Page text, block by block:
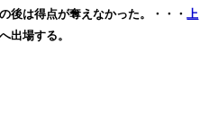
後は得点が奪えなかった。・・・
上
へ出場する。